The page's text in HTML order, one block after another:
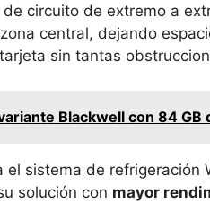
circuito de extremo a
central, dejando
sin tantas
Blackwell con 84 GB
sistema de refrigeración
solución con mayor